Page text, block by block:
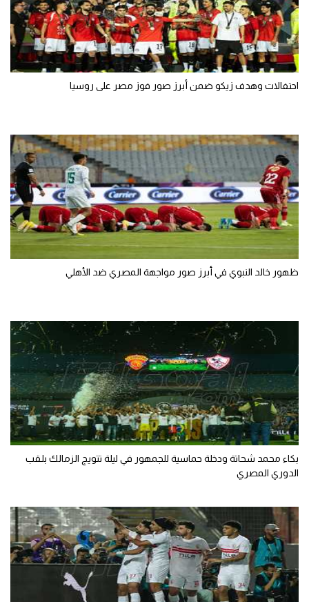
احتفالات وهدف زيكو ضمن أبرز صور فوز مصر على روسيا
ظهور خالد النبوي في أبرز صور مواجهة المصري ضد الأهلي
بكاء محمد شحاتة ودخلة حماسية للجمهور في ليلة تتويج الزمالك بلقب
الدوري المصري